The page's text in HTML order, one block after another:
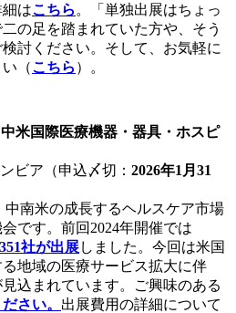
はこちら 。「単独出展はちょっ
の足を踏まれていた方や、そう
討ください。そして、お気軽に
（こちら ）。
中米国際医療機器・器具・ホスピ
ビア（申込〆切： 2026年1月31
中南米の成長するヘルスケア市場
です。前回2024年開催では
社が出展しました。今回は米国
地域の医療サービス拡大に伴
込まれています。ご興味のある
さい。 出展費用の詳細について